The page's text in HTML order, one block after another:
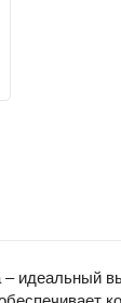
идеальный